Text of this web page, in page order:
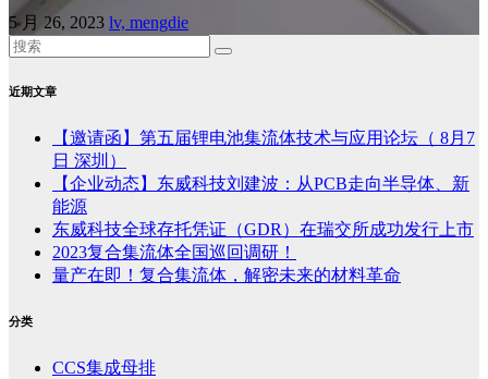
5 月 26, 2023 lv, mengdie
近期文章
【邀请函】第五届锂电池集流体技术与应用论坛（ 8月7
日 深圳）
【企业动态】东威科技刘建波：从PCB走向半导体、新
能源
东威科技全球存托凭证（GDR）在瑞交所成功发行上市
2023复合集流体全国巡回调研！
量产在即！复合集流体，解密未来的材料革命
分类
CCS集成母排